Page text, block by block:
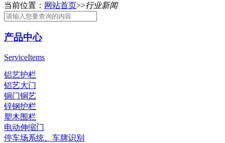
当前位置： 网站首页>>行业新闻
产品中心
ServiceItems
铝艺护栏
铝艺大门
铜门铜艺
锌钢护栏
塑木围栏
电动伸缩门
停车场系统、车牌识别